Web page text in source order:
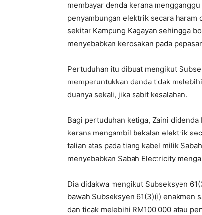
membayar denda kerana
penyambungan elektrik secara
sekitar Kampung Kagayan sehingga
menyebabkan kerosakan pada
Pertuduhan itu dibuat mengikut
memperuntukkan denda tidak
duanya sekali, jika sabit kesalahan.
Bagi pertuduhan ketiga, Zaini didenda
kerana mengambil bekalan elektrik
talian atas pada tiang kabel milik
menyebabkan Sabah Electricity
Dia didakwa mengikut Subseksyen
bawah Subseksyen 61(3)(i) enakmen
dan tidak melebihi RM100,000 atau